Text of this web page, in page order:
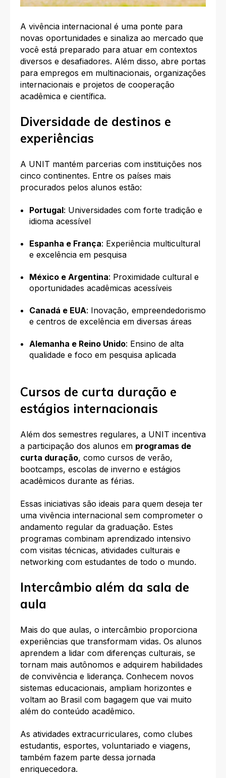
A vivência internacional é uma ponte para
novas oportunidades e sinaliza ao mercado que
você está preparado para atuar em contextos
diversos e desafiadores. Além disso, abre portas
para empregos em multinacionais, organizações
internacionais e projetos de cooperação
acadêmica e científica.
Diversidade de destinos e
experiências
A UNIT mantém parcerias com instituições nos
cinco continentes. Entre os países mais
procurados pelos alunos estão:
Portugal: Universidades com forte tradição e
idioma acessível
Espanha e França: Experiência multicultural
e excelência em pesquisa
México e Argentina: Proximidade cultural e
oportunidades acadêmicas acessíveis
Canadá e EUA: Inovação, empreendedorismo
e centros de excelência em diversas áreas
Alemanha e Reino Unido: Ensino de alta
qualidade e foco em pesquisa aplicada
Cursos de curta duração e
estágios internacionais
Além dos semestres regulares, a UNIT incentiva
a participação dos alunos em programas de
curta duração, como cursos de verão,
bootcamps, escolas de inverno e estágios
acadêmicos durante as férias.
Essas iniciativas são ideais para quem deseja ter
uma vivência internacional sem comprometer o
andamento regular da graduação. Estes
programas combinam aprendizado intensivo
com visitas técnicas, atividades culturais e
networking com estudantes de todo o mundo.
Intercâmbio além da sala de
aula
Mais do que aulas, o intercâmbio proporciona
experiências que transformam vidas. Os alunos
aprendem a lidar com diferenças culturais, se
tornam mais autônomos e adquirem habilidades
de convivência e liderança. Conhecem novos
sistemas educacionais, ampliam horizontes e
voltam ao Brasil com bagagem que vai muito
além do conteúdo acadêmico.
As atividades extracurriculares, como clubes
estudantis, esportes, voluntariado e viagens,
também fazem parte dessa jornada
enriquecedora.